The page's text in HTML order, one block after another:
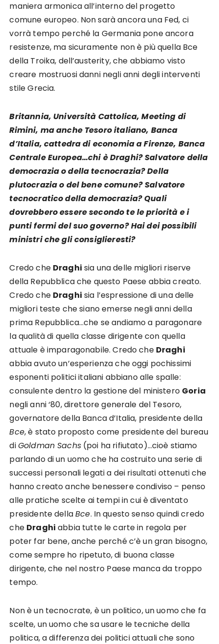
maniera armonica all’interno del progetto
comune europeo. Non sarà ancora una Fed, ci
vorrà tempo perché la Germania pone ancora
resistenze, ma sicuramente non è più quella Bce
della Troika, dell’austerity, che abbiamo visto
creare mostruosi danni negli anni degli interventi
stile Grecia.
Britannia, Università Cattolica, Meeting di
Rimini, ma anche Tesoro italiano, Banca
d’Italia, cattedra di economia a Firenze, Banca
Centrale Europea…chi è Draghi? Salvatore della
democrazia o della tecnocrazia? Della
plutocrazia o del bene comune? Salvatore
tecnocratico della democrazia? Quali
dovrebbero essere secondo te le priorità e i
punti fermi del suo governo? Hai dei possibili
ministri che gli consiglieresti?
Credo che Draghi sia una delle migliori riserve
della Repubblica che questo Paese abbia creato.
Credo che Draghi sia l’espressione di una delle
migliori teste che siano emerse negli anni della
prima Repubblica…che se andiamo a paragonare
la qualità di quella classe dirigente con quella
attuale è imparagonabile. Credo che Draghi
abbia avuto un’esperienza che oggi pochissimi
esponenti politici italiani abbiano alle spalle:
consulente dentro la gestione del ministero Goria
negli anni ‘80, direttore generale del Tesoro,
governatore della Banca d’Italia, presidente della
Bce, è stato proposto come presidente del bureau
diGoldman Sachs(poi ha rifiutato)…cioè stiamo
parlando di un uomo che ha costruito una serie di
successi personali legati a dei risultati ottenuti che
hanno creato anche benessere condiviso – penso
alle pratiche scelte ai tempi in cui è diventato
presidente dellaBce. In questo senso quindi credo
che Draghi abbia tutte le carte in regola per
poter far bene, anche perché c’è un gran bisogno,
come sempre ho ripetuto, di buona classe
dirigente, che nel nostro Paese manca da troppo
tempo.
Non è un tecnocrate, è un politico, un uomo che fa
scelte, un uomo che sa usare le tecniche della
politica, a differenza dei politici attuali che sono